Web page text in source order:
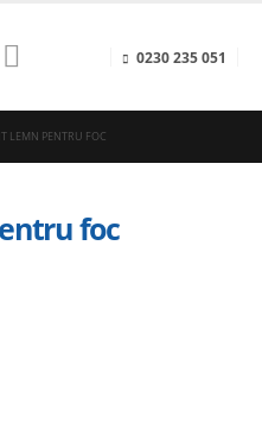
0230 235 051
LEMN PENTRU FOC
foc